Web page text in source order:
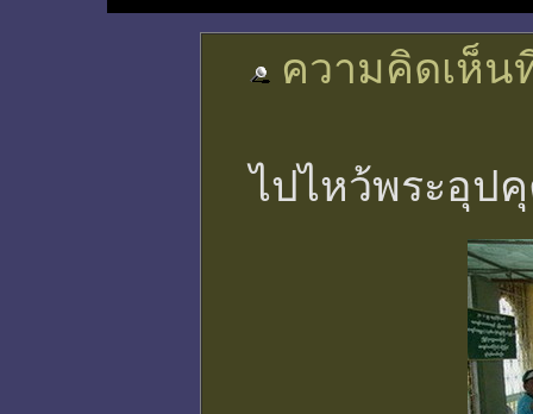
ความคิดเห็น
ไปไหว้พระอุป